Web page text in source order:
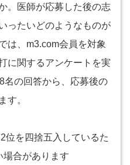
。医師が応募した後の志
ったいどのようなものが
は、m3.com会員を対象
に関するアンケートを実
名の回答から、応募後の
す。
を四捨五入しているた
場合があります